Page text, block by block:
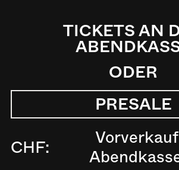
TICKETS AN
ODER
PRESALE
CHF: